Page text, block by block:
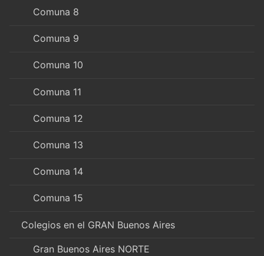
Comuna 8
Comuna 9
Comuna 10
Comuna 11
Comuna 12
Comuna 13
Comuna 14
Comuna 15
Colegios en el GRAN Buenos Aires
Gran Buenos Aires NORTE